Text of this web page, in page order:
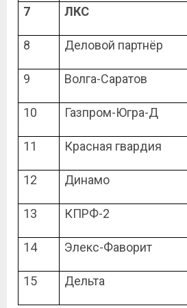
7 ЛКС
8 Деловой партнёр
9 Волга-Саратов
10 Газпром-Югра-Д
11 Красная гвардия
12 Динамо
13 КПРФ-2
14 Элекс-Фаворит
15 Дельта